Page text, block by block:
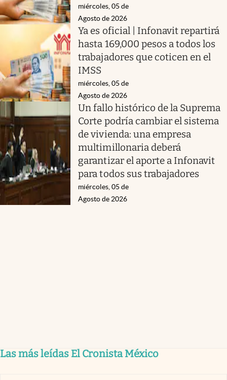
miércoles, 05 de
Agosto de 2026
Ya es oficial | Infonavit repartirá
hasta 169,000 pesos a todos los
trabajadores que coticen en el
IMSS
miércoles, 05 de
Agosto de 2026
Un fallo histórico de la Suprema
Corte podría cambiar el sistema
de vivienda: una empresa
multimillonaria deberá
garantizar el aporte a Infonavit
para todos sus trabajadores
miércoles, 05 de
Agosto de 2026
Las más leídas El Cronista México